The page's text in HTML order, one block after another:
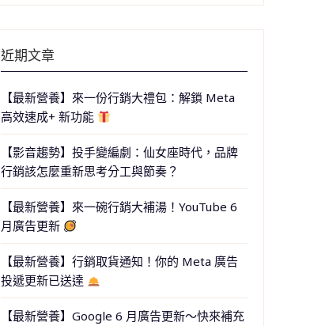
近期文章
【最新營養】來一份行銷大禮包：解鎖 Meta
高效速成+ 新功能
【影音趨勢】投手變編劇：仙女座時代，品牌
行銷該怎麼重新思考分工與節奏？
【最新營養】來一碗行銷大補湯！YouTube 6
月廣告更新
【最新營養】行銷取貨通知！你的 Meta 廣告
投遞更新已送達
【最新營養】Google 6 月廣告更新～快來補充